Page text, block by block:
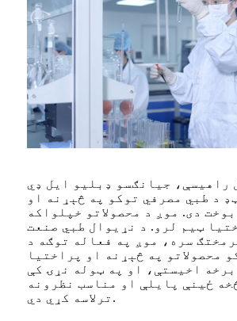
کال راهیسې، جیانګسو ډبلیو ایل ډي
د طبي مصرفي توکو په څېړنه او
دی. موږ د محصولاتو خپلواکه
ټیم لرو. د نړیوال طبي صنعت
سره، موږ په فعاله توګه د
محصولاتو په څېړنه او پراختیا
اخیستې، او په ټوله نړۍ کې
ځینې پایلې او مناسب نظرونه
ترلاسه کړي دي.